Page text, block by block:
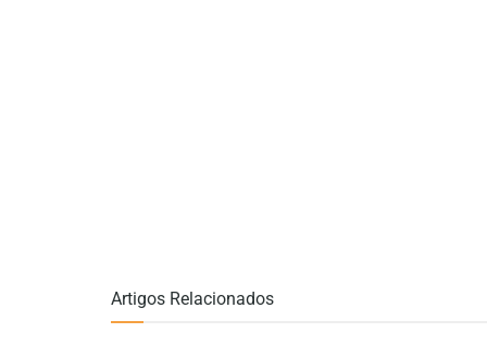
Artigos Relacionados